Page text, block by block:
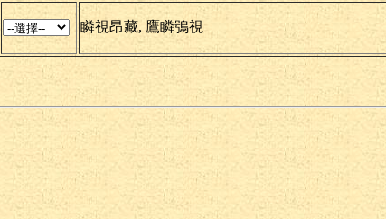
瞵視昂藏, 鷹瞵鴞視